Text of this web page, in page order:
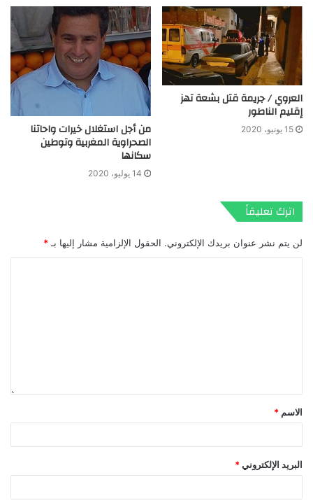
العروي / جريمة قتل بشعة تهز
إقليم الناطور
15 يونيو، 2020 من أجل استغلال خيرات واحاتنا
الصحراوية المغربية وتوطين
سكانها
14 يوليو، 2020
اترك تعليقاً
لن يتم نشر عنوان بريدك الإلكتروني. الحقول الإلزامية مشار إليها بـ *
الاسم *
البريد الإلكتروني *